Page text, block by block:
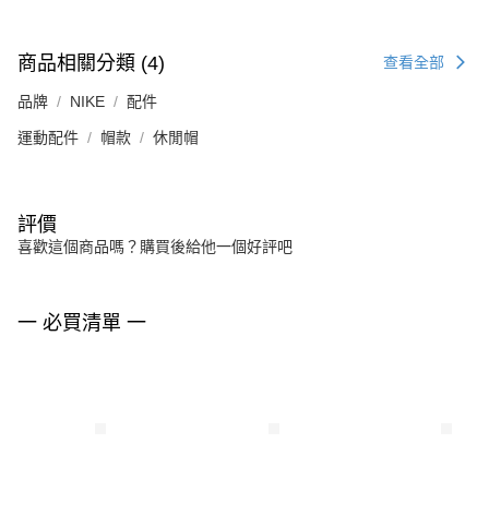
商品相關分類 (4) 查看全部
品牌 NIKE 配件
運動配件 帽款 休閒帽
評價
喜歡這個商品嗎？購買後給他一個好評吧
一 必買清單 一